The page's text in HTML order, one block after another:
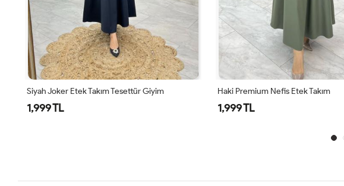
Siyah Joker Etek Takım Tesettür Giyim
1,999 TL
Haki Premium Nefis Etek Takım
1,999 TL